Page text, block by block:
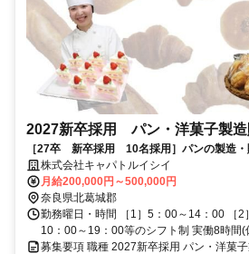
2027新卒採用 パン・洋菓子製造
［27卒 新卒採用 10名採用］パンの製造
リー業界で一緒に頑張りませんか！
株式会社キャパトルイシイ
月給200,000円～500,000円
奈良県北葛城郡
勤務曜日・時間 ［1］5：00～14：00 ［2
10：00～19：00等のシフト制 実働8時間(
募集要項 職種 2027新卒採用 パン・洋菓